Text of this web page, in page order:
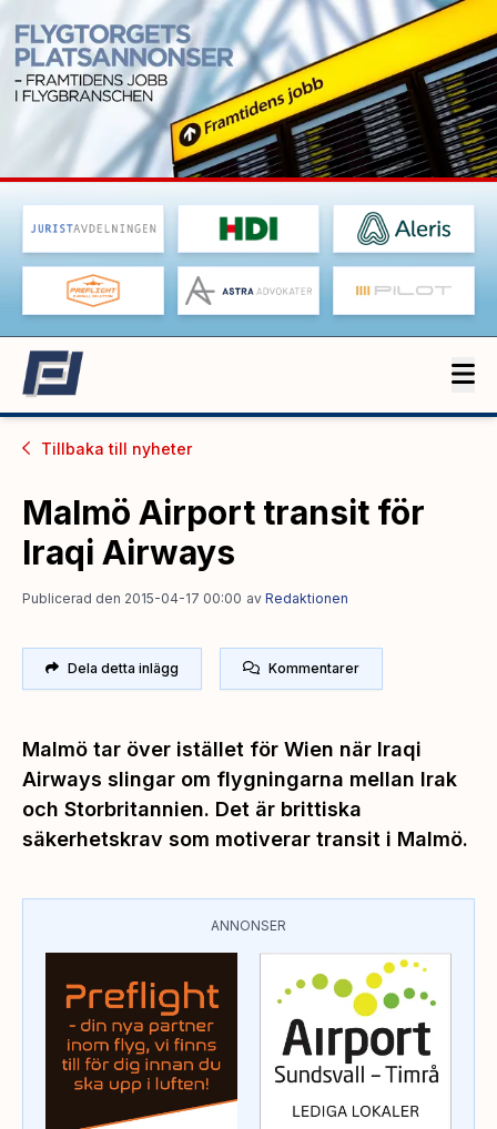
Tillbaka till nyheter
Malmö Airport transit för
Iraqi Airways
Publicerad den 2015-04-17 00:00 av Redaktionen
Dela detta inlägg Kommentarer
Malmö tar över istället för Wien när Iraqi
Airways slingar om flygningarna mellan Irak
och Storbritannien. Det är brittiska
säkerhetskrav som motiverar transit i Malmö.
ANNONSER